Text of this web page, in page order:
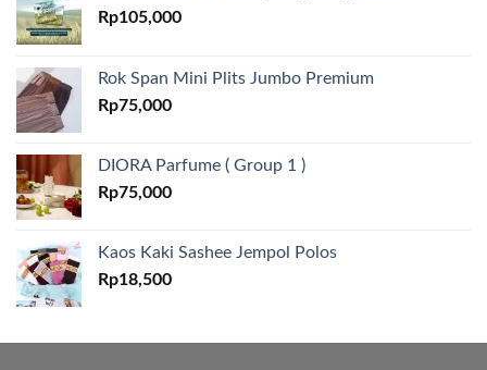
Rp105,000
Rok Span Mini Plits Jumbo Premium
Rp75,000
DIORA Parfume ( Group 1 )
Rp75,000
Kaos Kaki Sashee Jempol Polos
Rp18,500